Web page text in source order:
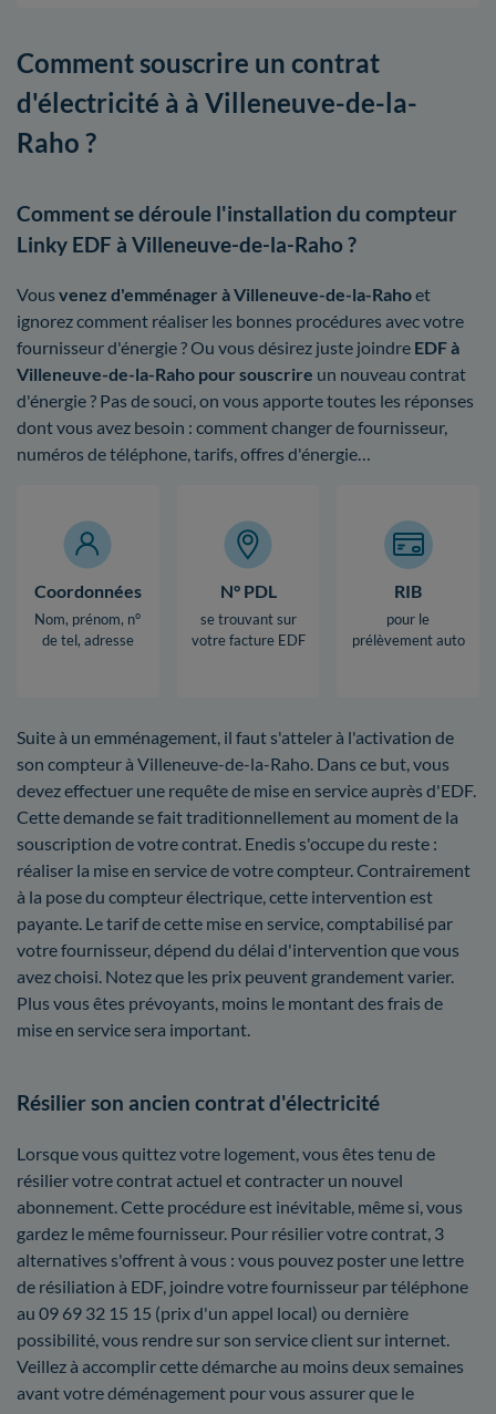
Comment souscrire un contrat
d'électricité à à Villeneuve-de-la-
Raho ?
Comment se déroule l'installation du compteur
Linky EDF à Villeneuve-de-la-Raho ?
Vous venez d'emménager à Villeneuve-de-la-Rahoet
ignorez comment réaliser les bonnes procédures avec votre
fournisseur d'énergie ? Ou vous désirez juste joindre EDF à
Villeneuve-de-la-Raho pour souscrire un nouveau contrat
d'énergie ? Pas de souci, on vous apporte toutes les réponses
dont vous avez besoin : comment changer de fournisseur,
numéros de téléphone, tarifs, offres d'énergie…
Coordonnées
Nom, prénom, n°
de tel, adresse
N° PDL
se trouvant sur
votre facture EDF
RIB
pour le
prélèvement auto
Suite à un emménagement, il faut s'atteler à l'activation de
son compteur à Villeneuve-de-la-Raho. Dans ce but, vous
devez effectuer une requête de mise en service auprès d'EDF.
Cette demande se fait traditionnellement au moment de la
souscription de votre contrat. Enedis s'occupe du reste :
réaliser la mise en service de votre compteur. Contrairement
à la pose du compteur électrique, cette intervention est
payante. Le tarif de cette mise en service, comptabilisé par
votre fournisseur, dépend du délai d'intervention que vous
avez choisi. Notez que les prix peuvent grandement varier.
Plus vous êtes prévoyants, moins le montant des frais de
mise en service sera important.
Résilier son ancien contrat d'électricité
Lorsque vous quittez votre logement, vous êtes tenu de
résilier votre contrat actuel et contracter un nouvel
abonnement. Cette procédure est inévitable, même si, vous
gardez le même fournisseur. Pour résilier votre contrat, 3
alternatives s'offrent à vous : vous pouvez poster une lettre
de résiliation à EDF, joindre votre fournisseur par téléphone
au 09 69 32 15 15 (prix d'un appel local) ou dernière
possibilité, vous rendre sur son service client sur internet.
Veillez à accomplir cette démarche au moins deux semaines
avant votre déménagement pour vous assurer que le